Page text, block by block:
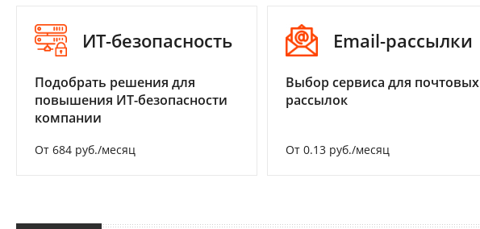
ИТ-безопасность
Подобрать решения для
повышения ИТ-безопасности
компании
От 684 руб./месяц
Email-рассылки
Выбор сервиса для почтовых
рассылок
От 0.13 руб./месяц